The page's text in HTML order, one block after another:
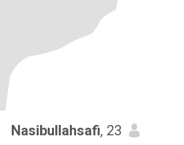
Nasibullahsafi, 23